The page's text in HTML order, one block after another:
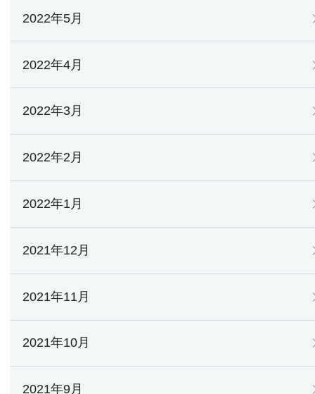
2022年5月
2022年4月
2022年3月
2022年2月
2022年1月
2021年12月
2021年11月
2021年10月
2021年9月